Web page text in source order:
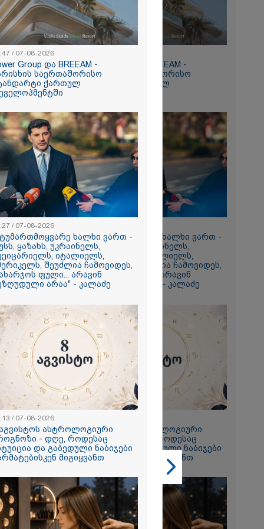
894.40
არ
ცოტნესთვის
სახლში
ცხოვრობს
ერთი
არ არის
- ანა
მიგვაჩნია,
გასვენება
მოხდეს, ეს
ისეთი
Tower Group და BREEAM -
ხარისხის საერთაშორისო
სტანდარტი ქართულ
"სტუმართმოყვარე ხალხი ვართ -
რუსს, ყაზახს, უკრაინელს,
შვეიცარიელს, იტალიელს,
ამერიკელს, შეუძლია ჩამოვიდეს,
დახარჯოს ფული... არავინ
შეზღუდული არაა" - კალაძე
8 აგვისტოს ასტროლოგიური
პროგნოზი - დღე, როდესაც
ინტუიცია და გაბედული ნაბიჯები
წარმატებისკენ მიგიყვანთ
/ 07-08-2026
Group და BREEAM -
საერთაშორისო
ქართულ
/ 07-08-2026
ხალხი ვართ -
ყაზახს, უკრაინელს,
იტალიელს,
შეუძლია ჩამოვიდეს,
ფული... არავინ
არაა" - კალაძე
/ 07-08-2026
ასტროლოგიური
- დღე, როდესაც
და გაბედული ნაბიჯები
მიგიყვანთ